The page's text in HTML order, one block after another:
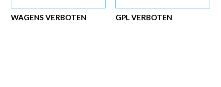
GPL VERBOTEN
WAGENS VERBOTEN